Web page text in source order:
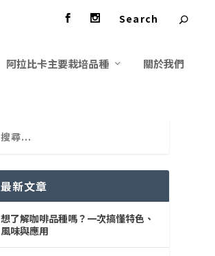
阿拉比卡主要栽培品種 關於我們
最新文章
想了解咖啡品種嗎？一次搞懂特色、
風味與應用